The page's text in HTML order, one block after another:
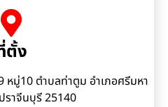
ตั้ง
มู่10 ตำบลท่าตูม อำเภอศรีมหา
ราจีนบุรี 25140